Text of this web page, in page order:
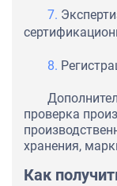
проверка
хранения,
Как